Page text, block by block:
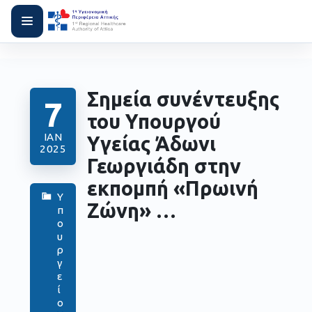
7
ΙΑΝ
2025
Υ
π
ο
υ
ρ
γ
ε
ί
ο
Σημεία συνέντευξης
του Υπουργού
Υγείας Άδωνι
Γεωργιάδη στην
εκπομπή «Πρωινή
Ζώνη» …